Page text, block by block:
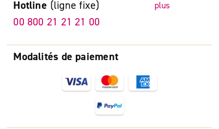
Modalités de paiement
Hotline (ligne fixe) plus
00 800 21 21 21 00